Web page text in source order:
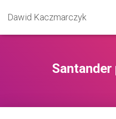
Dawid Kaczmarczyk